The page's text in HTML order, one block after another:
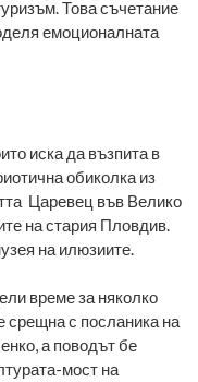
Това съчетание
емоционалната
иска да възпита в
обиколка из
Царевец във Велико
на стария Пловдив.
на илюзиите.
време за няколко
срещна с посланика на
а поводът бе
мост на